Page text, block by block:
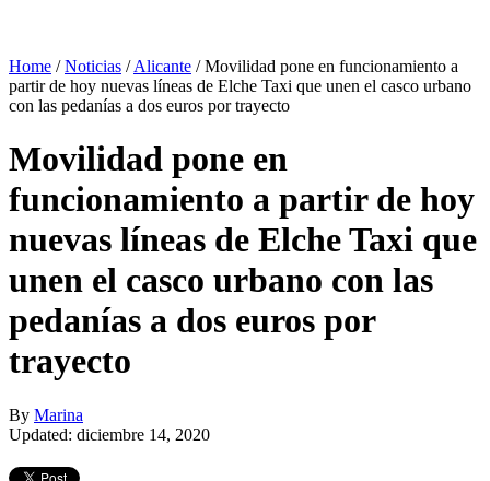
Home /Noticias /Alicante /Movilidad pone en funcionamiento a
partir de hoy nuevas líneas de Elche Taxi que unen el casco urbano
con las pedanías a dos euros por trayecto
Movilidad pone en
funcionamiento a partir de hoy
nuevas líneas de Elche Taxi que
unen el casco urbano con las
pedanías a dos euros por
trayecto
By Marina
Updated: diciembre 14, 2020